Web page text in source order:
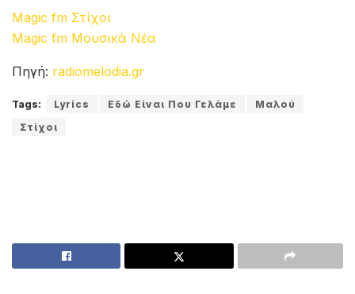
Magic fm Στίχοι
Magic fm Μουσικά Νέα
Πηγή: radiomelodia.gr
Tags: Lyrics Εδώ Είναι Που Γελάμε
Μαλού
Στίχοι